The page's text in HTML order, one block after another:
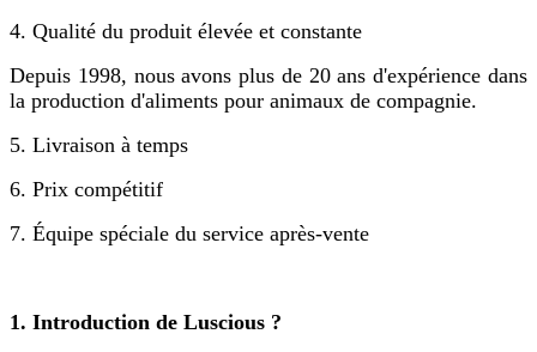
4. Qualité du produit élevée et constante
Depuis 1998, nous avons plus de 20 ans d'expérience dans
la production d'aliments pour animaux de compagnie.
5. Livraison à temps
6. Prix compétitif
7. Équipe spéciale du service après-vente
1. Introduction de Luscious ?